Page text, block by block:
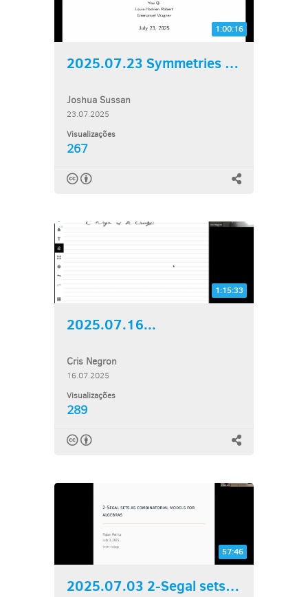
1:00:16
2025.07.23 Symmetries of...
Joshua Sussan
23.07.2025
Visualizações
267
1:15:33
2025.07.16...
Cris Negron
16.07.2025
Visualizações
289
57:46
2025.07.03 2-Segal sets as...